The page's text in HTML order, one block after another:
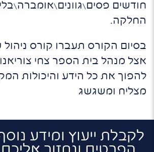
חודשים
החלקה.
בסיום הקורס תעברו קורס ניהול
אצל מנהל בית הספר צחי
להפוך את כל הידע והיכולות
מצליח ומשגשג
לקבלת ייעוץ ומידע